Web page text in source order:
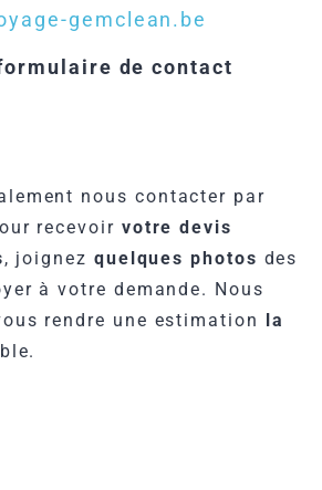
gemclean.be
de contact
nous contacter par
recevoir votre devis
, joignez quelques photos des
à votre demande. Nous
rendre une estimation la